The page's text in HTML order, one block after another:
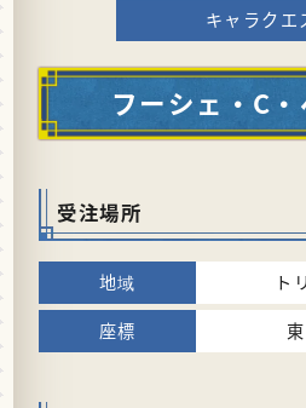
キャラクエ
フーシェ・C
受注場所
ト